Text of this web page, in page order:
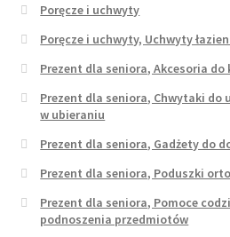
Poręcze i uchwyty
Poręcze i uchwyty, Uchwyty
Prezent dla seniora, Akcesoria
Prezent dla seniora, Chwytaki do
w ubieraniu
Prezent dla seniora, Gadżety do
Prezent dla seniora, Poduszki
Prezent dla seniora, Pomoce
podnoszenia przedmiotów